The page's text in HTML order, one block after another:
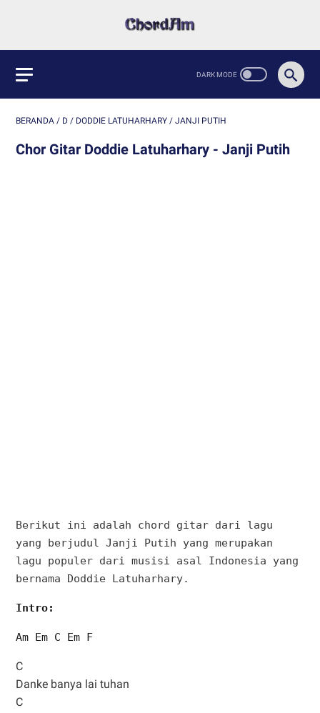
BERANDA / D / DODDIE LATUHARHARY / JANJI PUTIH
Chor Gitar Doddie Latuharhary - Janji Putih
Berikut ini adalah chord gitar dari lagu
yang berjudul Janji Putih yang merupakan
lagu populer dari musisi asal Indonesia yang
bernama Doddie Latuharhary.
Intro:
Am Em C Em F
C
Danke banya lai tuhan
C